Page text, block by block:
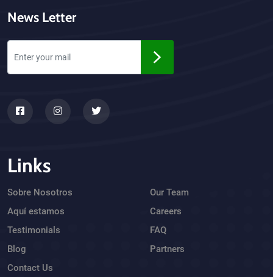
News Letter
Links
Sobre Nosotros
Aquí estamos
Testimonials
Blog
Contact Us
Our Team
Careers
FAQ
Partners